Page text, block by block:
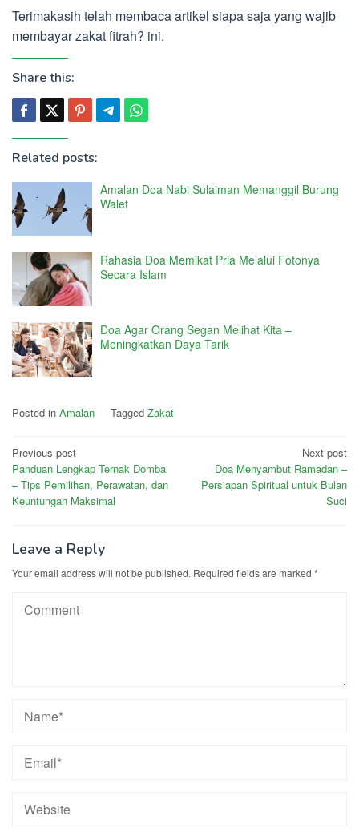
Terimakasih telah membaca artikel siapa saja yang wajib
membayar zakat fitrah? ini.
Share this:
Related posts:
Amalan Doa Nabi Sulaiman Memanggil Burung
Walet
Rahasia Doa Memikat Pria Melalui Fotonya
Secara Islam
Doa Agar Orang Segan Melihat Kita –
Meningkatkan Daya Tarik
Posted in Amalan Tagged Zakat
Post
navigation
Previous post
Panduan Lengkap Ternak Domba
– Tips Pemilihan, Perawatan, dan
Keuntungan Maksimal
Next post
Doa Menyambut Ramadan –
Persiapan Spiritual untuk Bulan
Suci
Leave a Reply
Your email address will not be published. Required fields are marked *